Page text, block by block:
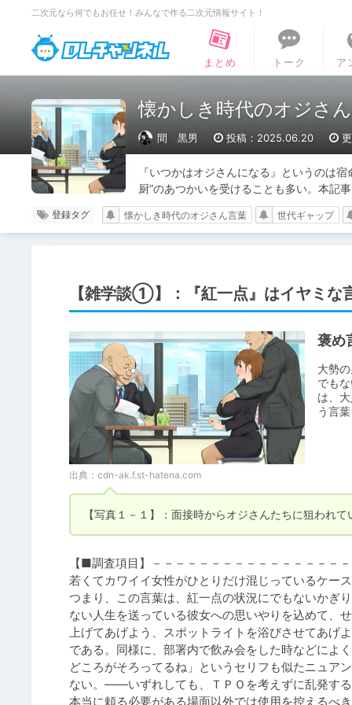
二次元なら何でもお任せ！みんなで作る二次元情報サイト！
DLチャンネル
まとめ
トーク ア
懐かしき時代のオジさ
間 黒男 投稿：2025.06.20
『いつかはオジさんになる』というのは
厨”のあつかいを受けることも多い。本
登録タグ 懐かしき時代のオジさん言葉 世代ギャップ
【雑学談①】：『紅一点』はイヤミな
出典： cdn-ak.f.st-hatena.com
褒め
大勢
でも
は、
う言
【写真１－１】：面接時からオジさんたちに狙われ
【■調査項目】－－－－－－－－－－－－－－－－
若くてカワイイ女性がひとりだけ混じっているケー
つまり、この言葉は、紅一点の状況にでもないかぎ
ない人生を送っている彼女への思いやりを込めて、
上げてあげよう、スポットライトを浴びさせてあげ
である。同様に、部署内で飲み会をした時などによ
どころがそろってるね」というセリフも似たニュア
ない。――いずれしても、ＴＰＯを考えずに乱発す
本当に頼る必要がある場面以外では使用を控えるべ